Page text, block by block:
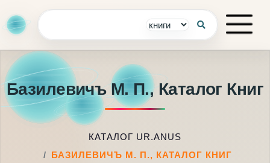
Базилевичъ M. П., Каталог Книг
КАТАЛОГ UR.ANUS
БАЗИЛЕВИЧЪ M. П., КАТАЛОГ КНИГ